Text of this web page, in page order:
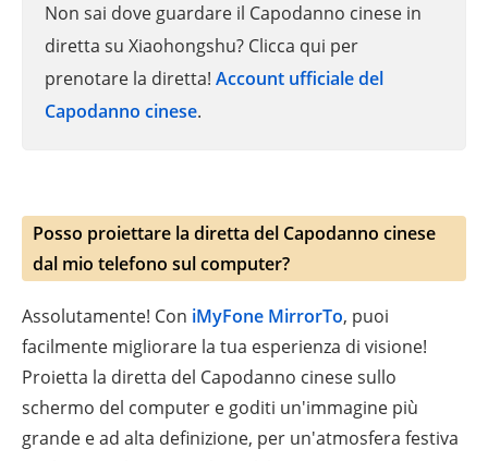
Non sai dove guardare il Capodanno cinese in
diretta su Xiaohongshu? Clicca qui per
prenotare la diretta! Account ufficiale del
Capodanno cinese.
Posso proiettare la diretta del Capodanno cinese
dal mio telefono sul computer?
Assolutamente! Con iMyFone MirrorTo, puoi
facilmente migliorare la tua esperienza di visione!
Proietta la diretta del Capodanno cinese sullo
schermo del computer e goditi un'immagine più
grande e ad alta definizione, per un'atmosfera festiva